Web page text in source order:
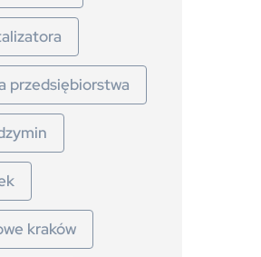
przedsiębiorstwa
kraków